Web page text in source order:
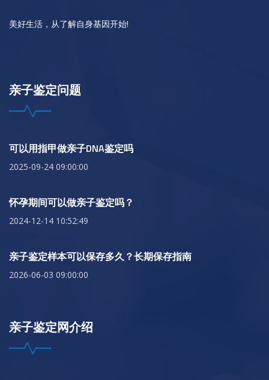
美好生活，从了解自身基因开始!
亲子鉴定问题
可以用指甲做亲子DNA鉴定吗
2025-09-24 09:00:00
怀孕期间可以做亲子鉴定吗？
2024-12-14 10:52:49
亲子鉴定样本可以保存多久？长期保存指南
2026-06-03 09:00:00
亲子鉴定网介绍